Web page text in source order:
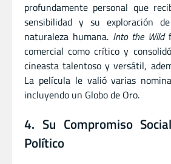
profundamente personal que
sensibilidad y su exploración
naturaleza humana. Into the Wild
comercial como crítico y
cineasta talentoso y versátil,
La película le valió varias
incluyendo un Globo de Oro.
4. Su Compromiso
Político